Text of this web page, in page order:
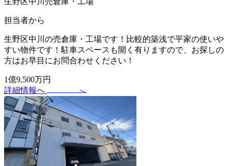
担当者から
生野区中川の売倉庫・工場です！比較的築浅で平家の使いや
すい物件です！駐車スペースも開く有りますので、お探しの
方はお早目にお問合わせください！
1億9,500万円
詳細情報へ